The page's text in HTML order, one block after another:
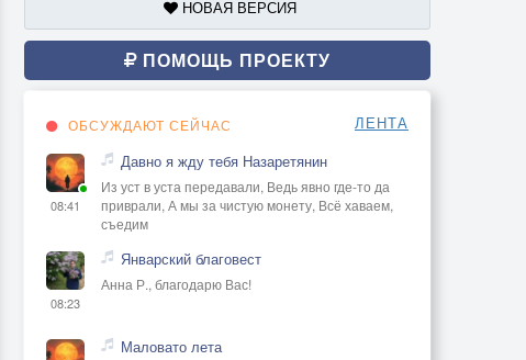
НОВАЯ ВЕРСИЯ
ПОМОЩЬ ПРОЕКТУ
ОБСУЖДАЮТ СЕЙЧАС ЛЕНТА
08:41
Давно я жду тебя Назаретянин
Из уст в уста передавали, Ведь явно где-то да
приврали, А мы за чистую монету, Всё хаваем,
съедим
08:23
Январский благовест
Анна Р., благодарю Вас!
Маловато лета